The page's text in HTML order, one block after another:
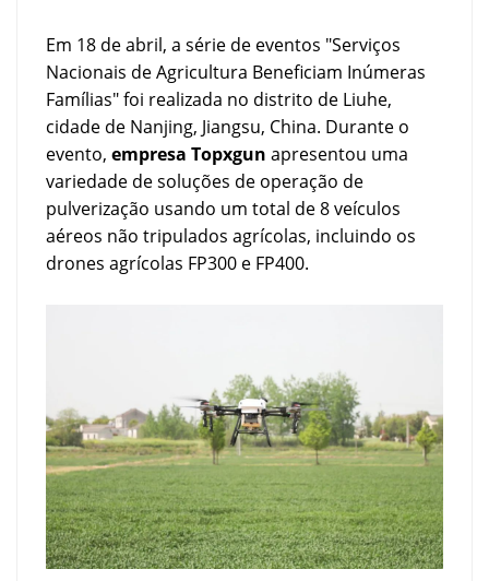
Em 18 de abril, a série de eventos "Serviços
Nacionais de Agricultura Beneficiam Inúmeras
Famílias" foi realizada no distrito de Liuhe,
cidade de Nanjing, Jiangsu, China. Durante o
evento,empresa Topxgun apresentou uma
variedade de soluções de operação de
pulverização usando um total de 8 veículos
aéreos não tripulados agrícolas, incluindo os
drones agrícolas FP300 e FP400.